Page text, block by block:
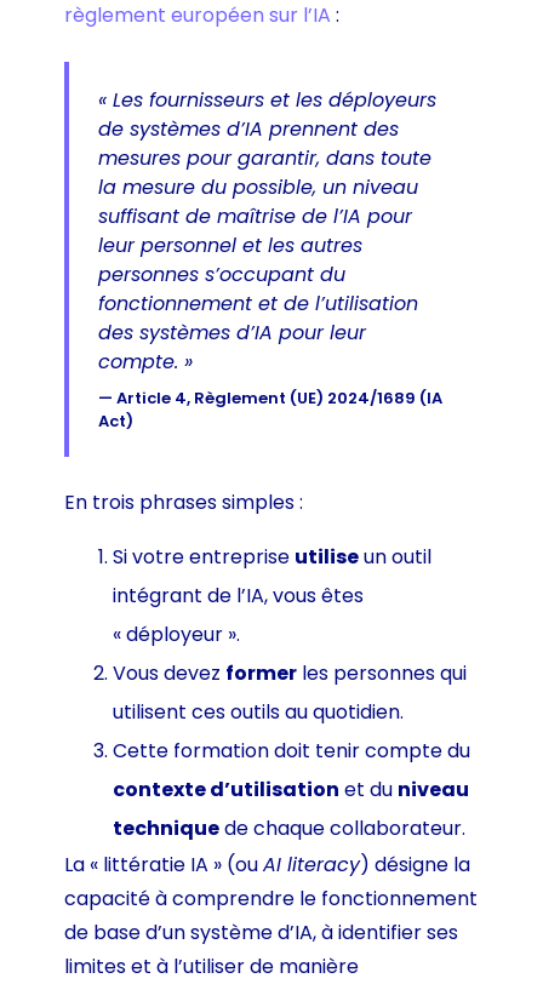
règlement européen sur l’IA :
« Les fournisseurs et les déployeurs
de systèmes d’IA prennent des
mesures pour garantir, dans toute
la mesure du possible, un niveau
suffisant de maîtrise de l’IA pour
leur personnel et les autres
personnes s’occupant du
fonctionnement et de l’utilisation
des systèmes d’IA pour leur
compte. »
— Article 4, Règlement (UE) 2024/1689 (IA
Act)
En trois phrases simples :
Si votre entreprise utiliseun outil
intégrant de l’IA, vous êtes
« déployeur ».
Vous devez formerles personnes qui
utilisent ces outils au quotidien.
Cette formation doit tenir compte du
contexte d’utilisation et du niveau
techniquede chaque collaborateur.
La « littératie IA » (ouAI literacy) désigne la
capacité à comprendre le fonctionnement
de base d’un système d’IA, à identifier ses
limites et à l’utiliser de manière